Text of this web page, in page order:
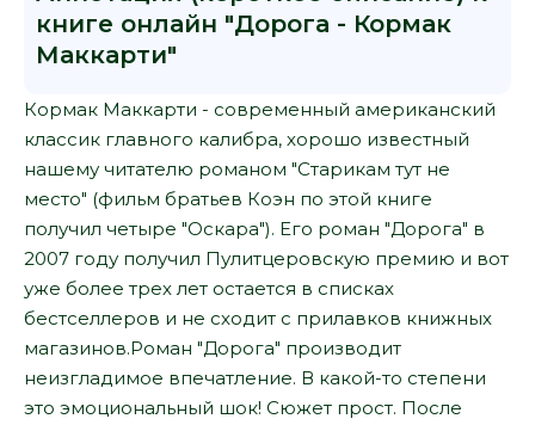
книге онлайн "Дорога - Кормак
Маккарти"
Кормак Маккарти - современный американский
классик главного калибра, хорошо известный
нашему читателю романом "Старикам тут не
место" (фильм братьев Коэн по этой книге
получил четыре "Оскара"). Его роман "Дорога" в
2007 году получил Пулитцеровскую премию и вот
уже более трех лет остается в списках
бестселлеров и не сходит с прилавков книжных
магазинов.Роман "Дорога" производит
неизгладимое впечатление. В какой-то степени
это эмоциональный шок! Сюжет прост. После